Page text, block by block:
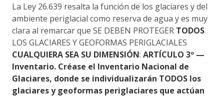
La Ley 26.639 resalta la función de los glaciares y del
ambiente periglacial como reserva de agua y es muy
clara al remarcar que SE DEBEN PROTEGER TODOS
LOS GLACIARES Y GEOFORMAS PERIGLACIALES
CUALQUIERA SEA SU DIMENSIÓN: ARTÍCULO 3º —
Inventario. Créase el Inventario Nacional de
Glaciares, donde se individualizarán TODOS los
glaciares y geoformas periglaciares que actúan